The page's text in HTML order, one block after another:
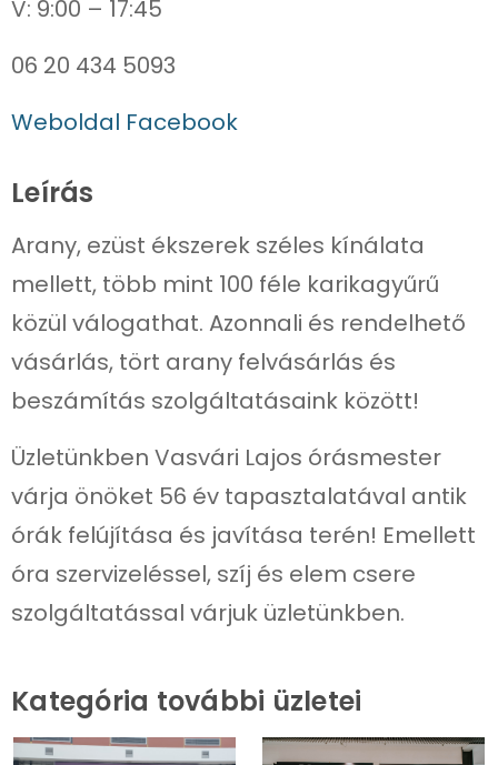
06 20 434 5093
Weboldal Facebook
Leírás
Arany, ezüst ékszerek széles kínálata
mellett, több mint 100 féle karikagyűrű
közül válogathat. Azonnali és rendelhető
vásárlás, tört arany felvásárlás és
beszámítás szolgáltatásaink között!
Üzletünkben Vasvári Lajos órásmester
várja önöket 56 év tapasztalatával antik
órák felújítása és javítása terén! Emellett
óra szervizeléssel, szíj és elem csere
szolgáltatással várjuk üzletünkben.
Kategória további üzletei